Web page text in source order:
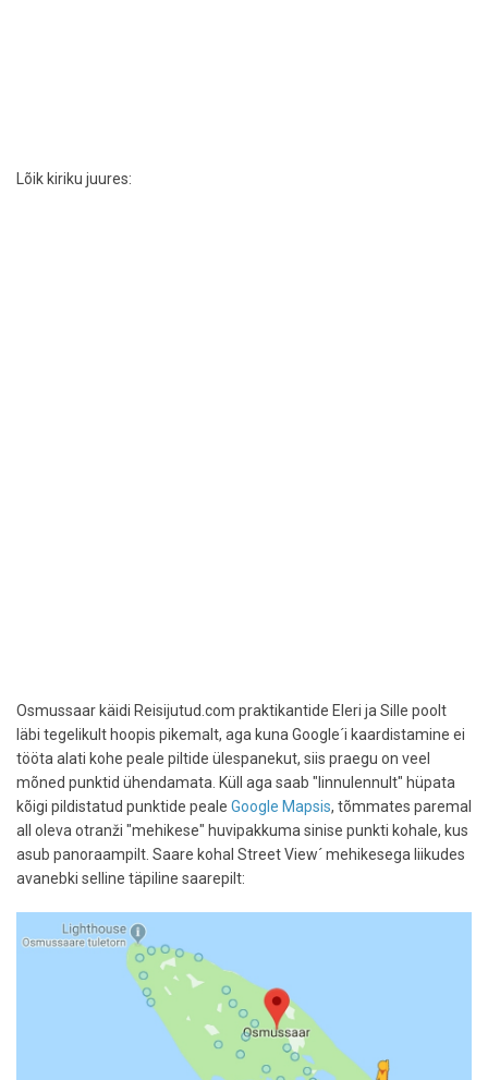
Lõik kiriku juures:
Osmussaar käidi Reisijutud.com praktikantide Eleri ja Sille poolt
läbi tegelikult hoopis pikemalt, aga kuna Google´i kaardistamine ei
tööta alati kohe peale piltide ülespanekut, siis praegu on veel
mõned punktid ühendamata. Küll aga saab "linnulennult" hüpata
kõigi pildistatud punktide peale Google Mapsis, tõmmates paremal
all oleva otranži "mehikese" huvipakkuma sinise punkti kohale, kus
asub panoraampilt. Saare kohal Street View´ mehikesega liikudes
avanebki selline täpiline saarepilt: